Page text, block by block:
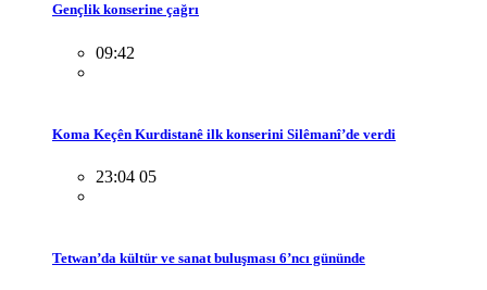
Gençlik konserine çağrı
09:42
Koma Keçên Kurdistanê ilk konserini Silêmanî’de verdi
23:04 05
Tetwan’da kültür ve sanat buluşması 6’ncı gününde